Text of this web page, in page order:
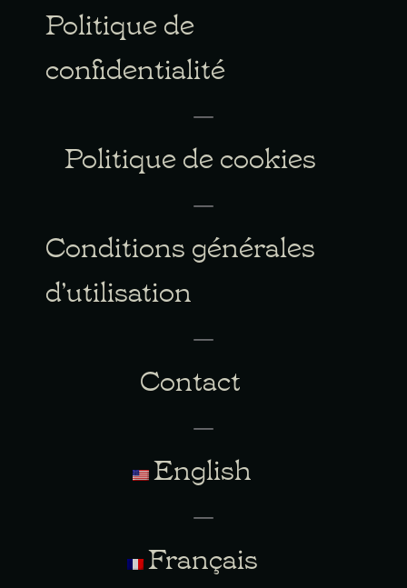
Politique de
confidentialité
Politique de cookies
Conditions générales
d’utilisation
Contact
English
Français